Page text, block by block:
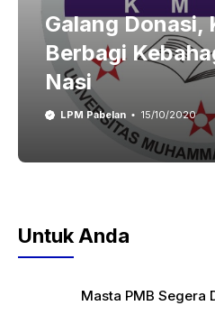
Galang Donasi,
Berbagi
Nasi
LPM Pabelan 15/10/2020
Untuk Anda
Masta PMB Segera